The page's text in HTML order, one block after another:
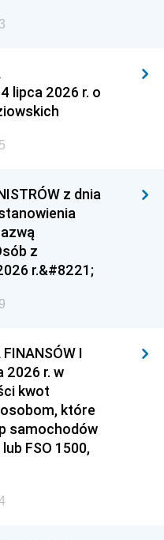
lipca 2026 r. o
z dnia
z
r.&#8221;
I
2026 r. w
kwot
które
samochodów
FSO 1500,